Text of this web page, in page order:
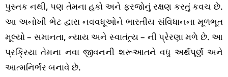
પુસ્તક નથી, પણ તેમના હકો અને ફરજોનું રક્ષણ કરતું કવચ છે.
આ અનોખી ભેટ દ્વારા નવવધૂઓને ભારતીય સંવિધાનના મૂળભૂત
મૂલ્યો – સમાનતા, ન્યાય અને સ્વાતંત્ર્ય – ની પ્રેરણા મળે છે. આ
પ્રક્રિયા તેમના નવા જીવનની શરૂઆતને વધુ અર્થપૂર્ણ અને
આત્મનિર્ભર બનાવે છે.